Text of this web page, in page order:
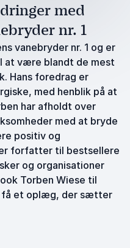
med
nr. 1
vanebryder nr. 1 og er
at være blandt de mest
Hans foredrag er
med henblik på at
har afholdt over
med at bryde
positiv og
forfatter til bestsellere
og organisationer
Torben Wiese til
få et oplæg, der sætter